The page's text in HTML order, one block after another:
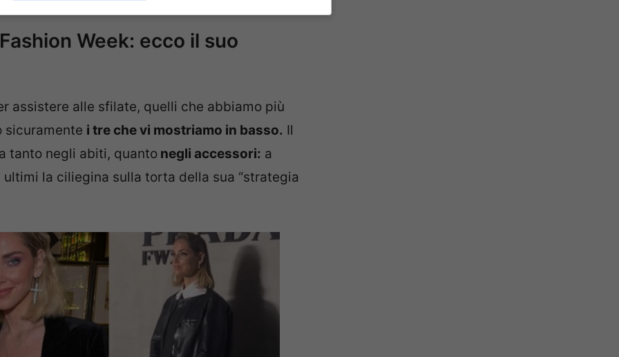
Week: ecco il suo
assistere alle sfilate, quelli che abbiamo più
sicuramente i tre che vi mostriamo in basso. Il
tanto negli abiti, quanto negli accessori: a
la ciliegina sulla torta della sua “strategia